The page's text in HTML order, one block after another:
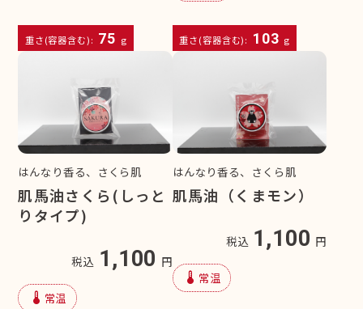
重さ(容器含む): 75 g 重さ(容器含む): 103 g
はんなり香る、さくら肌
肌馬油さくら(しっと
りタイプ)
税込 1,100 円
device_thermostat 常温
はんなり香る、さくら肌
肌馬油（くまモン）
税込 1,100 円
device_thermostat 常温